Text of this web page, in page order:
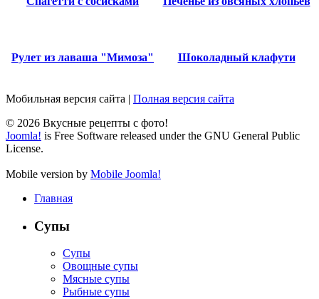
Рулет из лаваша "Мимоза" Шоколадный клафути
Мобильная версия сайта | Полная версия сайта
© 2026 Вкусные рецепты с фото!
Joomla! is Free Software released under the GNU General Public
License.
Mobile version by Mobile Joomla!
Главная
Супы
Супы
Овощные супы
Мясные супы
Рыбные супы